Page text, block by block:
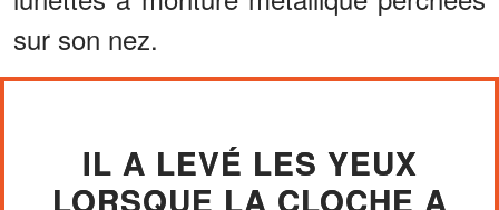
sur son nez.
IL A LEVÉ LES YEUX
LORSQUE LA CLOCHE A